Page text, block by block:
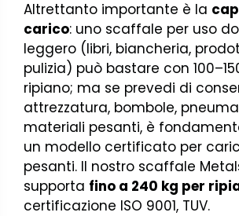
Altrettanto importante è la
carico: uno scaffale per uso
leggero (libri, biancheria,
pulizia) può bastare con
ripiano; ma se prevedi di
attrezzatura, bombole,
materiali pesanti, è
un modello certificato per
pesanti. Il nostro scaffale
supporta fino a 240 kg per
certificazione ISO 9001, TUV.